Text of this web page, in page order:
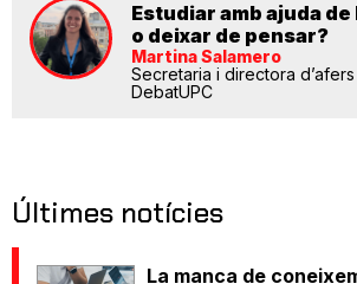
Estudiar amb ajuda
o deixar de pensar?
Martina Salamero
Secretaria i directora
DebatUPC
Últimes notícies
La manca de